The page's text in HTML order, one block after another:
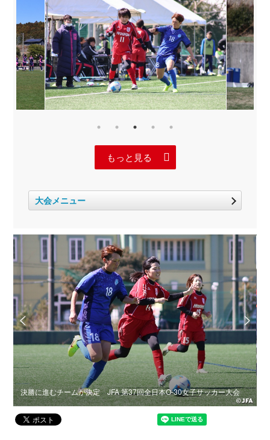
もっと見る
大会メニュー
決勝に進むチームが決定 JFA 第37回全日本O-30女子サッカー大会